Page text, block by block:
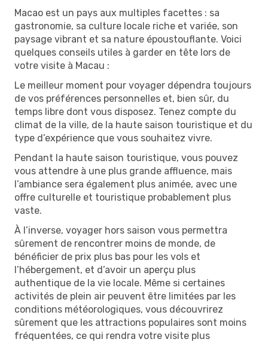
Macao est un pays aux multiples facettes : sa
gastronomie, sa culture locale riche et variée, son
paysage vibrant et sa nature époustouflante. Voici
quelques conseils utiles à garder en tête lors de
votre visite à Macau :
Le meilleur moment pour voyager dépendra toujours
de vos préférences personnelles et, bien sûr, du
temps libre dont vous disposez. Tenez compte du
climat de la ville, de la haute saison touristique et du
type d’expérience que vous souhaitez vivre.
Pendant la haute saison touristique, vous pouvez
vous attendre à une plus grande affluence, mais
l’ambiance sera également plus animée, avec une
offre culturelle et touristique probablement plus
vaste.
À l’inverse, voyager hors saison vous permettra
sûrement de rencontrer moins de monde, de
bénéficier de prix plus bas pour les vols et
l’hébergement, et d’avoir un aperçu plus
authentique de la vie locale. Même si certaines
activités de plein air peuvent être limitées par les
conditions météorologiques, vous découvrirez
sûrement que les attractions populaires sont moins
fréquentées, ce qui rendra votre visite plus